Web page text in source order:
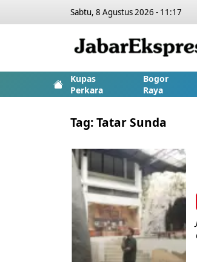
Sabtu, 8 Agustus 2026 - 11:17
Kupas
Perkara
Bogor
Raya
Tag:Tatar Sunda